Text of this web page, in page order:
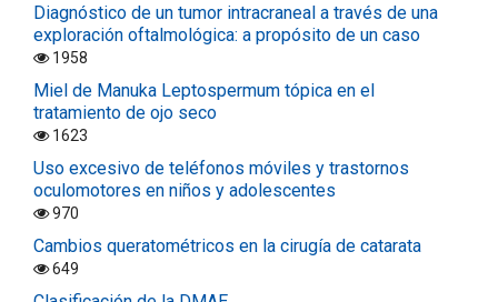
Diagnóstico de un tumor intracraneal a través de una
exploración oftalmológica: a propósito de un caso
1958
Miel de Manuka Leptospermum tópica en el
tratamiento de ojo seco
1623
Uso excesivo de teléfonos móviles y trastornos
oculomotores en niños y adolescentes
970
Cambios queratométricos en la cirugía de catarata
649